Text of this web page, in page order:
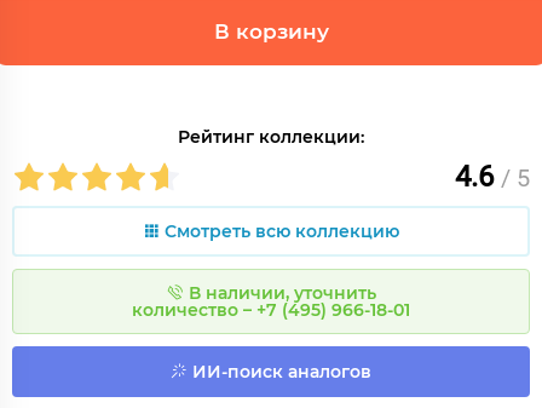
В корзину
Рейтинг коллекции:
4.6 / 5
Смотреть всю коллекцию
В наличии, уточнить
количество – +7 (495) 966-18-01
ИИ-поиск аналогов